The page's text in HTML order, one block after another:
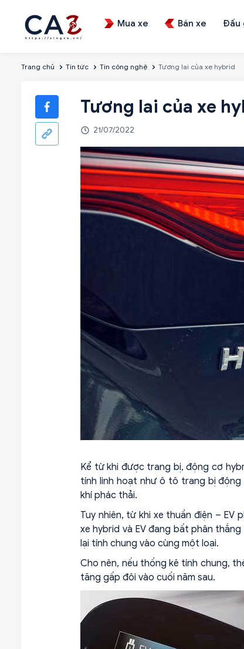
Mua xe Bán xe Đấu
Trang chủ Tin tức Tin công nghệ Tương lai của xe hybrid
Tương lai của xe
21/07/2022
Kể từ khi được trang bị, động cơ
tính linh hoạt như ô tô trang bị
khí phác thải.
Tuy nhiên, từ khi xe thuần điện – EV
xe hybrid và EV đang bất phân
lại tính chung vào cùng một loại.
Cho nên, nếu thống kê tính chung,
tăng gấp đôi vào cuối năm sau.